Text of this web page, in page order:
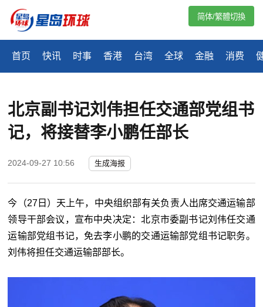
首页 快讯 时事 香港 台湾 全球 金融 消费
简体/繁體切換
北京副书记刘伟担任交通部党组书
记，将接替李小鹏任部长
2024-09-27 10:56 生成海报
今（27日）天上午，中央组织部有关负责人出席交通运输部
领导干部会议，宣布中央决定：北京市委副书记刘伟任交通
运输部党组书记，免去李小鹏的交通运输部党组书记职务。
刘伟将担任交通运输部部长。